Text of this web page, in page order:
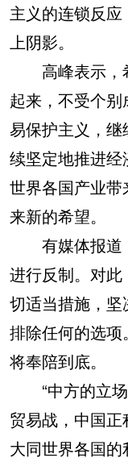
主义的连锁反
上阴影。
高峰表示，
起来，不受个
易保护主义，
续坚定地推进
世界各国产业
来新的希望。
有媒体报道
进行反制。对
切适当措施，
排除任何的选
将奉陪到底。
“中方的立场
贸易战，中国
大同世界各国